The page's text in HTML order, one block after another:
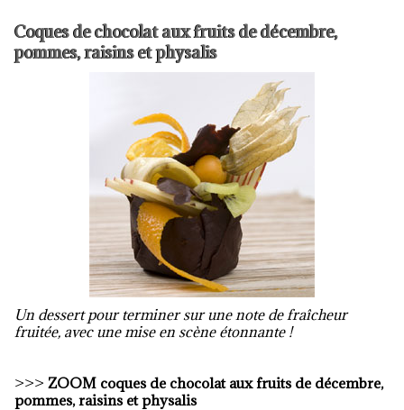
Coques de chocolat aux fruits de décembre,
pommes, raisins et physalis
Un dessert pour terminer sur une note de fraîcheur
fruitée, avec une mise en scène étonnante !
>>> ZOOM coques de chocolat aux fruits de décembre,
pommes, raisins et physalis